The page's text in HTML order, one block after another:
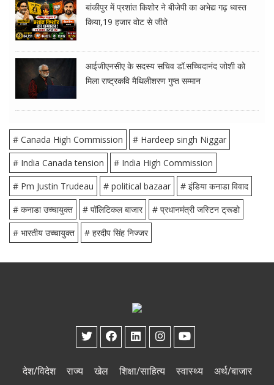
बांकीपुर में प्रशांत किशोर ने बीजेपी का अभेद्य गढ़ ध्वस्त
किया,19 हजार वोट से जीते
आईजीएनसीए के सदस्य सचिव डॉ.सच्चिदानंद जोशी को
मिला राष्ट्रकवि मैथिलीशरण गुप्त सम्मान
# Canada High Commission
# Hardeep singh Niggar
# India Canada tension
# India High Commission
# Pm Justin Trudeau
# political bazaar
# इंडिया कनाडा विवाद
# कनाडा उच्चायुक्त
# पॉलिटिकल बाजार
# प्रधानमंत्री जस्टिन ट्रूडो
# भारतीय उच्चायुक्त
# हरदीप सिंह निज्जर
देश/विदेश राज्य खेल शिक्षा/साहित्य स्वास्थ्य अर्थ/बाजार